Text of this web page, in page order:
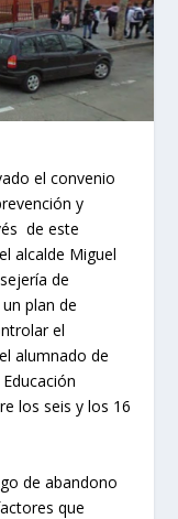
el convenio
y
de este
alcalde Miguel
de
plan de
el
alumnado de
los seis y los 16
de abandono
que